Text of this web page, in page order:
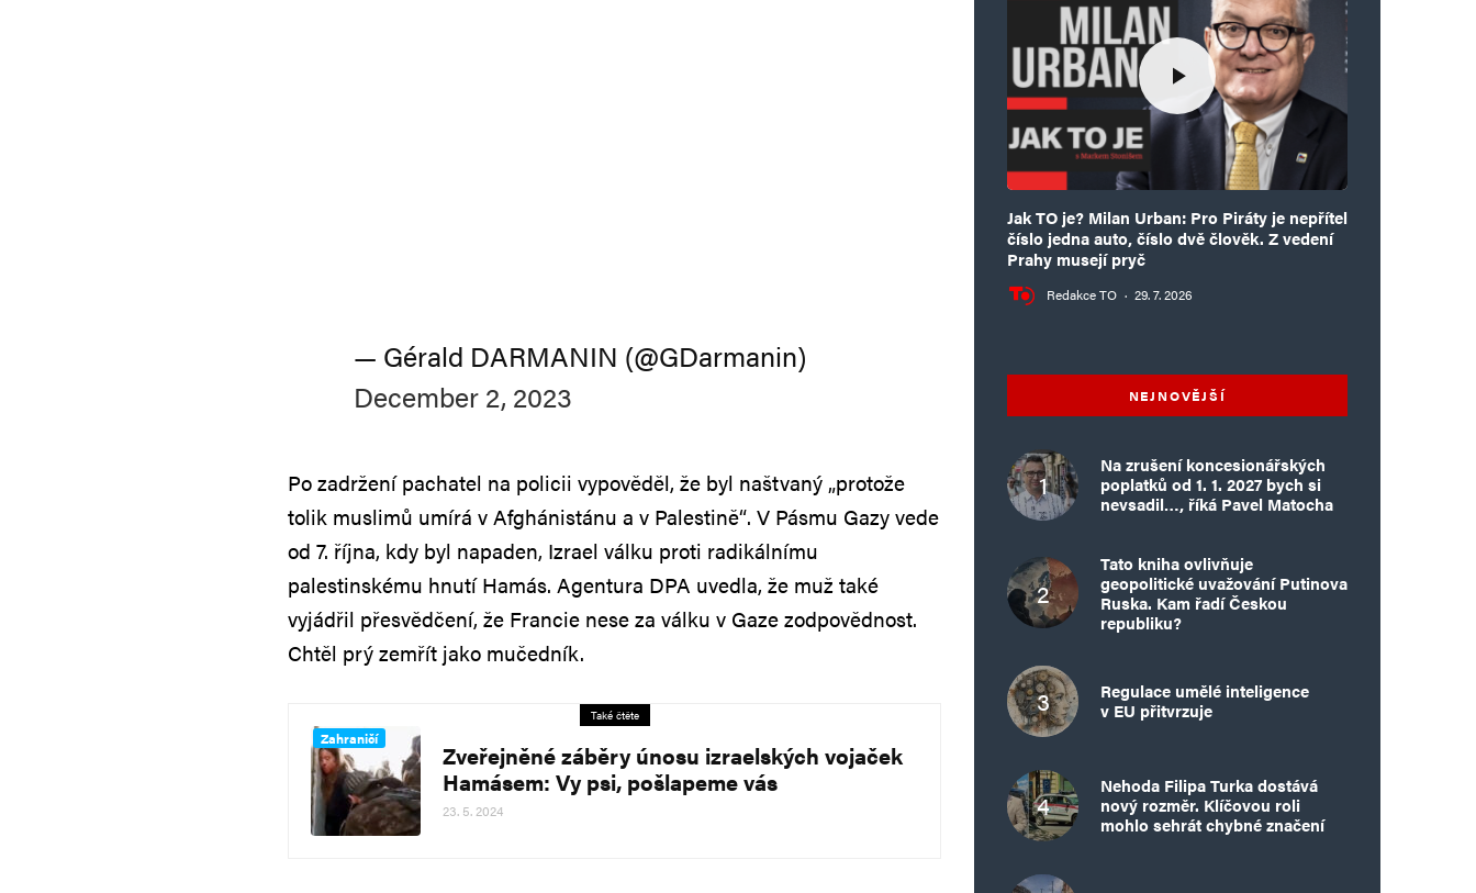
— Gérald DARMANIN (@GDarmanin)
December 2, 2023
Po zadržení pachatel na policii vypověděl, že byl naštvaný „protože
tolik muslimů umírá v Afghánistánu a v Palestině“. V Pásmu Gazy vede
od 7. října, kdy byl napaden, Izrael válku proti radikálnímu
palestinskému hnutí Hamás. Agentura DPA uvedla, že muž také
vyjádřil přesvědčení, že Francie nese za válku v Gaze zodpovědnost.
Chtěl prý zemřít jako mučedník.
Také čtěte
Zahraničí
Zveřejněné záběry únosu izraelských vojaček
Hamásem: Vy psi, pošlapeme vás
23. 5. 2024
Jak TO je? Milan Urban: Pro Piráty je nepřítel
číslo jedna auto, číslo dvě člověk. Z vedení
Prahy musejí pryč
Redakce TO · 29. 7. 2026
NEJNOVĚJŠÍ
Na zrušení koncesionářských
poplatků od 1. 1. 2027 bych si
nevsadil…, říká Pavel Matocha
Tato kniha ovlivňuje
geopolitické uvažování Putinova
Ruska. Kam řadí Českou
republiku?
Regulace umělé inteligence
v EU přitvrzuje
Nehoda Filipa Turka dostává
nový rozměr. Klíčovou roli
mohlo sehrát chybné značení